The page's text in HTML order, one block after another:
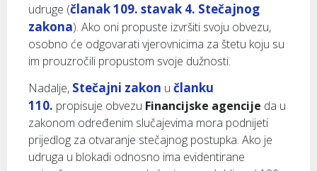
udruge (članak 109. stavak 4. Stečajnog
zakona). Ako oni propuste izvršiti svoju obvezu,
osobno će odgovarati vjerovnicima za štetu koju su
im prouzročili propustom svoje dužnosti.
Nadalje, Stečajni zakon u članku
110. propisuje obvezu Financijske agencije da u
zakonom određenim slučajevima mora podnijeti
prijedlog za otvaranje stečajnog postupka. Ako je
udruga u blokadi odnosno ima evidentirane